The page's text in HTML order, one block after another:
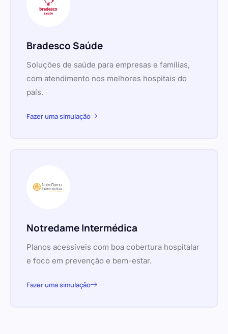
Bradesco Saúde
Soluções de saúde para empresas e famílias,
com atendimento nos melhores hospitais do
país.
Fazer uma simulação
Notredame Intermédica
Planos acessíveis com boa cobertura hospitalar
e foco em prevenção e bem-estar.
Fazer uma simulação